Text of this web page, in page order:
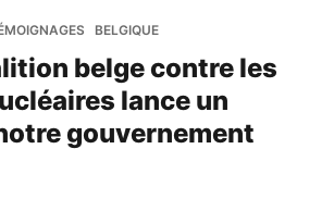
BELGIQUE
belge contre les
lance un
gouvernement